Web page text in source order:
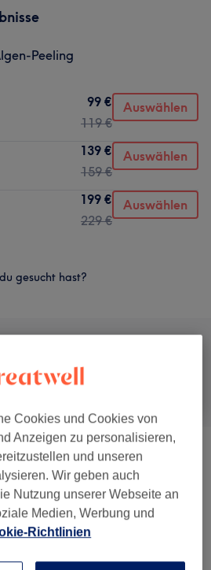
Peeling
99 €
119 €
Auswählen
139 €
159 €
Auswählen
199 €
229 €
Auswählen
gesucht hast?
Massage
) ab 20 €
(2 ) ab 49 €
Cookies und Cookies von
Anzeigen zu personalisieren,
und unseren
Wir geben auch
Nutzung unserer Webseite an
Medien, Werbung und
Richtlinien